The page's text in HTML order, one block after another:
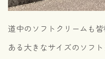
道中のソフトクリームも
ある大きなサイズのソフ